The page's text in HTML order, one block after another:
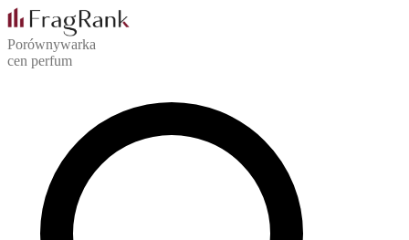
Porównywarka
cen perfum